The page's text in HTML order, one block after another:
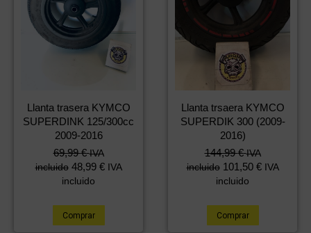
Llanta trasera KYMCO
SUPERDINK 125/300cc
2009-2016
69,99€ IVA
incluido 48,99 € IVA
incluido
Comprar
Llanta trsaera KYMCO
SUPERDIK 300 (2009-
2016)
144,99€ IVA
incluido 101,50 € IVA
incluido
Comprar